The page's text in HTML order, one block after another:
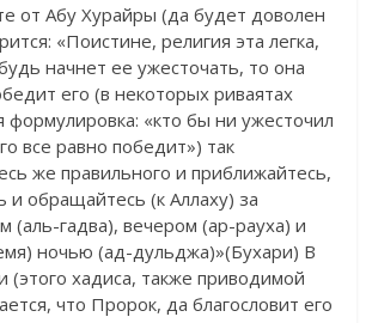
от Абу Хурайры (да будет доволен
«Поистине, религия эта легка,
начнет ее ужесточать, то она
его (в некоторых риваятах
формулировка: «кто бы ни ужесточил
все равно победит») так
же правильного и приближайтесь,
и обращайтесь (к Аллаху) за
гадва), вечером (ар-рауха) и
ночью (ад-дульджа)»(Бухари) В
(этого хадиса, также приводимой
что Пророк, да благословит его